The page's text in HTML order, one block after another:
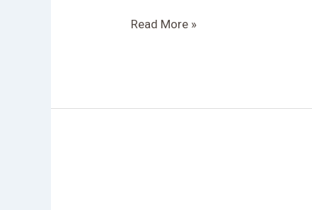
network
হয়?
Read More »